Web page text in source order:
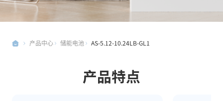
产品中心 储能电池 AS-5.12-10.24LB-GL1
产品特点